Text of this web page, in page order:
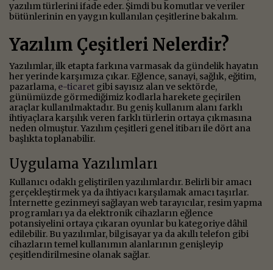
yazılım türlerini ifade eder. Şimdi bu komutlar ve veriler
bütünlerinin en yaygın kullanılan çeşitlerine bakalım.
Yazılım Çeşitleri Nelerdir?
Yazılımlar, ilk etapta farkına varmasak da gündelik hayatın
her yerinde karşımıza çıkar. Eğlence, sanayi, sağlık, eğitim,
pazarlama, e-ticaret gibi sayısız alan ve sektörde,
günümüzde görmediğimiz kodlarla harekete geçirilen
araçlar kullanılmaktadır. Bu geniş kullanım alanı farklı
ihtiyaçlara karşılık veren farklı türlerin ortaya çıkmasına
neden olmuştur. Yazılım çeşitleri genel itibarı ile dört ana
başlıkta toplanabilir.
Uygulama Yazılımları
Kullanıcı odaklı geliştirilen yazılımlardır. Belirli bir amacı
gerçekleştirmek ya da ihtiyacı karşılamak amacı taşırlar.
İnternette gezinmeyi sağlayan web tarayıcılar, resim yapma
programları ya da elektronik cihazların eğlence
potansiyelini ortaya çıkaran oyunlar bu kategoriye dâhil
edilebilir. Bu yazılımlar, bilgisayar ya da akıllı telefon gibi
cihazların temel kullanımın alanlarının genişleyip
çeşitlendirilmesine olanak sağlar.